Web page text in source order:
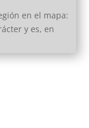
en el mapa:
y es, en